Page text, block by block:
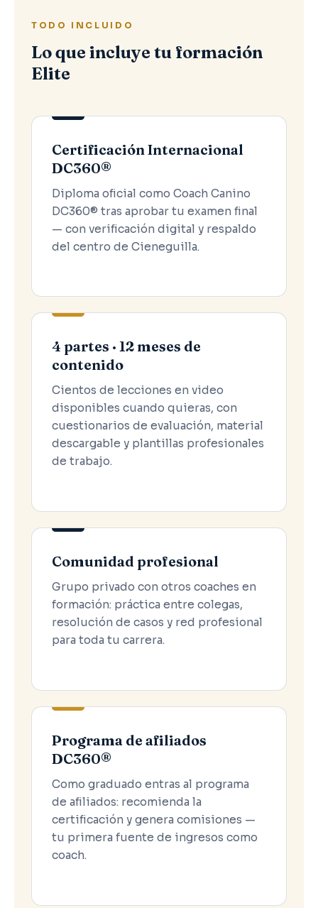
TODO INCLUIDO
Lo que incluye tu formación
Elite
Certificación Internacional
DC360®
Diploma oficial como Coach Canino
DC360® tras aprobar tu examen final
— con verificación digital y respaldo
del centro de Cieneguilla.
4 partes · 12 meses de
contenido
Cientos de lecciones en video
disponibles cuando quieras, con
cuestionarios de evaluación, material
descargable y plantillas profesionales
de trabajo.
Comunidad profesional
Grupo privado con otros coaches en
formación: práctica entre colegas,
resolución de casos y red profesional
para toda tu carrera.
Programa de afiliados
DC360®
Como graduado entras al programa
de afiliados: recomienda la
certificación y genera comisiones —
tu primera fuente de ingresos como
coach.